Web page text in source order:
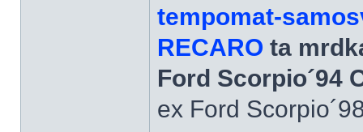
tempomat-
RECARO ta
Ford Scorpio´94
ex Ford